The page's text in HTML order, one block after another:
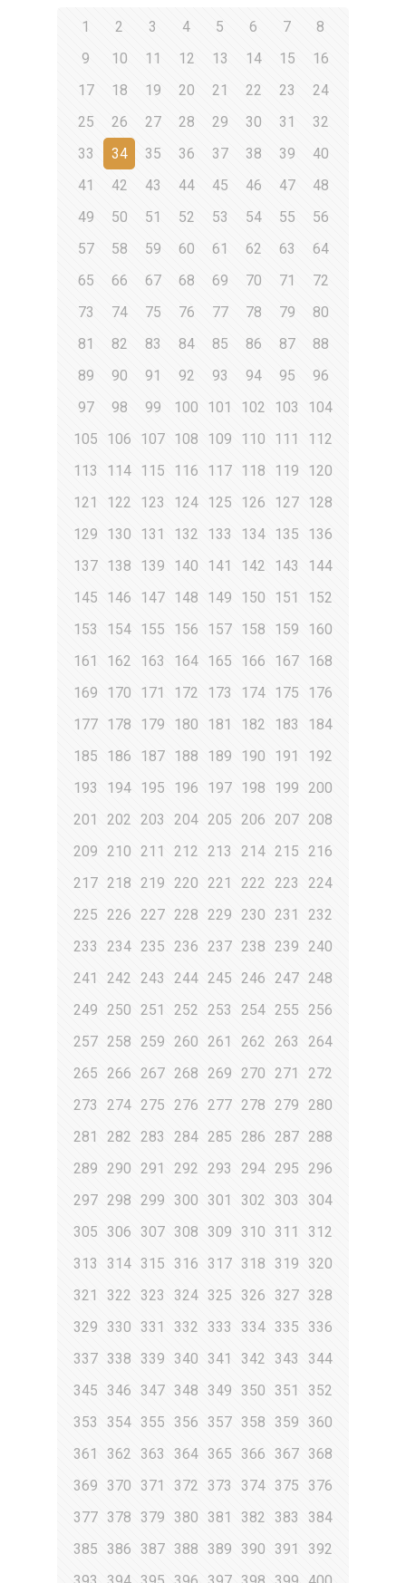
1 2 3 4 5 6 7
8
9
10 11 12 13 14 15
16
17
18 19 20 21 22 23
24
25
26 27 28 29 30 31
32
33
34 35 36 37 38 39
40
41
42 43 44 45 46 47
48
49
50 51 52 53 54 55
56
57
58 59 60 61 62 63
64
65
66 67 68 69 70 71
72
73
74 75 76 77 78 79
80
81
82 83 84 85 86 87
88
89
90 91 92 93 94 95
96
97
98 99 100 101 102 103
104
105
106 107 108 109 110 111
112
113
114 115 116 117 118 119
120
121
122 123 124 125 126 127 128
129
130 131 132 133 134 135
136
137 138 139 140 141 142 143
144
145
146 147 148 149 150 151
152
153
154 155 156 157 158 159
160
161
162 163 164 165 166 167 168
169
170 171 172 173 174 175
176
177 178 179 180 181 182 183
184
185
186 187 188 189 190 191
192
193
194 195 196 197 198 199 200
201
202 203 204 205 206 207 208
209 210 211 212 213 214 215 216
217 218 219 220 221 222 223
224
225 226 227 228 229 230 231
232
233
234 235 236 237 238 239 240
241
242 243 244 245 246 247 248
249 250 251 252 253 254 255 256
257 258 259 260 261 262 263
264
265 266 267 268 269 270 271
272
273
274 275 276 277 278 279 280
281
282 283 284 285 286 287 288
289 290 291 292 293 294 295 296
297 298 299 300 301 302 303
304
305
306 307 308 309 310 311
312
313
314 315 316 317 318 319
320
321
322 323 324 325 326 327 328
329
330 331 332 333 334 335
336
337 338 339 340 341 342 343
344
345
346 347 348 349 350 351
352
353
354 355 356 357 358 359 360
361
362 363 364 365 366 367 368
369
370 371 372 373 374 375 376
377 378 379 380 381 382 383
384
385
386 387 388 389 390 391
392